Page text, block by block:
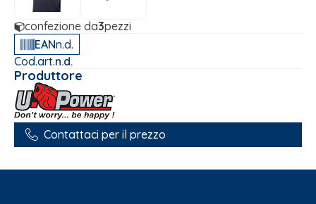
confezione da3pezzi
EANn.d.
Cod.art.n.d.
Produttore
Contattaci per il prezzo